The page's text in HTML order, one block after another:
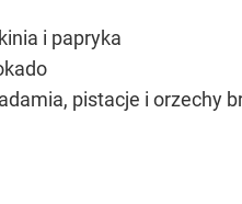
i papryka
pistacje i orzechy